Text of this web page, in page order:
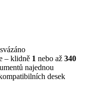
– klidně 1 nebo až 340
najednou
desek